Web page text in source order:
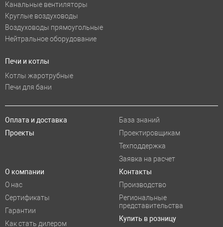
Канальные вентиляторы
Круглые воздуховоды
Воздуховоды прямоугольные
Нейтральное оборудование
Печи и котлы
Котлы жаротрубные
Печи для бани
Оплата и доставка
Проекты
База знаний
Проектировщикам
Техподдержка
Заявка на расчет
О компании
О нас
Сертификаты
Гарантии
Как стать дилером
Контакты
Производство
Региональные
представительства
Купить в розницу